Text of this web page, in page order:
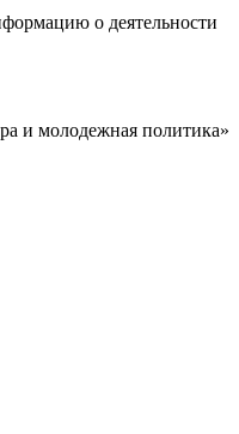
о деятельности
и молодежная политика»